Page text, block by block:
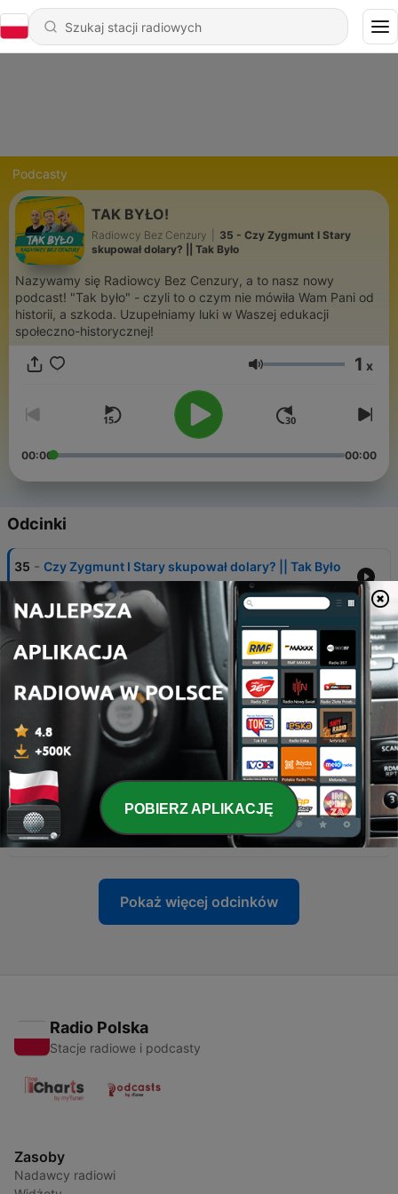
Podcasty
TAK BYŁO!
Radiowcy Bez Cenzury
35 - Czy Zygmunt I Stary
skupował dolary? || Tak Było
Nazywamy się Radiowcy Bez Cenzury, a to nasz nowy
podcast! "Tak było" - czyli to o czym nie mówiła Wam Pani od
historii, a szkoda. Uzupełniamy luki w Waszej edukacji
społeczno-historycznej!
Głośność 1 x
00:00 00:00
Odcinki
35 - Czy Zygmunt I Stary skupował dolary? || Tak Było
05 gru 2024
34 - 10 Zasad profesjonalnego grobbingu || Tak Było
15 lis 2024
33 - ZMIANA CZASU - Po co przestawiamy zegarki? ||
Tak Było ODC. 33
17 paź 2024
32 Szokująca prawda o BOBRACH || Tak Było ODC. 32
08 paź 2024
31 - Prawdziwa historia toalet || Tak Było ODC. 31
29 sie 2024
Pokaż więcej odcinków
Radio Polska
Stacje radiowe i podcasty
Zasoby
Nadawcy radiowi
POBIERZ APLIKACJĘ